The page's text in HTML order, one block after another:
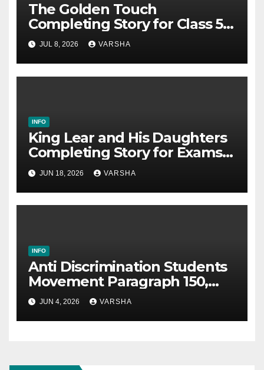
The Golden Touch
Completing Story for Class 5,
6, 7, 8, SSC & HSC
JUL 8, 2026 VARSHA
INFO
King Lear and His Daughters
Completing Story for Exams
(Class 6 to SSC)
JUN 18, 2026 VARSHA
INFO
Anti Discrimination Students
Movement Paragraph 150,
200, 250 Words
JUN 4, 2026 VARSHA